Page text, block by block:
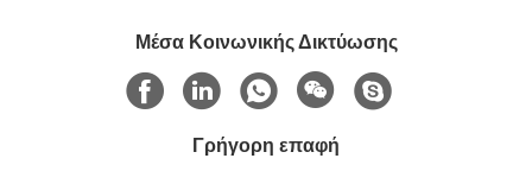
Μέσα Κοινωνικής Δικτύωσης
Γρήγορη επαφή